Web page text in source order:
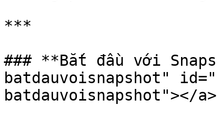
***
### **Bắt đầu với
batdauvoisnapshot"
batdauvoisnapshot"></a>